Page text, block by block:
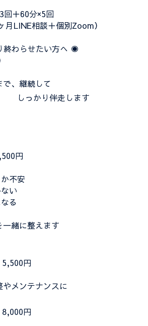
＋60分×5回
談＋個別Zoom）
わらせたい方へ ◉
、継続して
走します
円
不安
い
る
緒に整えます
円
メンテナンスに
円